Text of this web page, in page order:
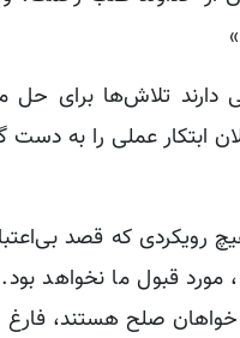
دارند تلاش‌ها برای
ابتکار عملی را به
رویکردی که قصد
مورد قبول ما نخواهد
صلح هستند،